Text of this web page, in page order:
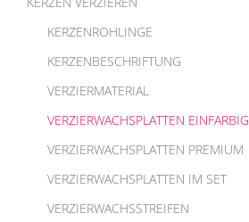
KERZENROHLINGE
KERZENBESCHRIFTUNG
VERZIERMATERIAL
VERZIERWACHSPLATTEN EINFARBIG
VERZIERWACHSPLATTEN PREMIUM
VERZIERWACHSPLATTEN IM SET
VERZIERWACHSSTREIFEN